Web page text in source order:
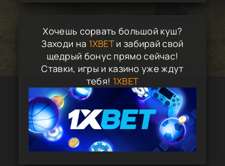
Хочешь сорвать большой куш?
Заходи на 1XBETи забирай свой
щедрый бонус прямо сейчас!
Ставки, игры и казино уже ждут
тебя! 1XBET